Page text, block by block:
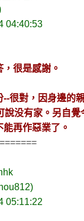
04:40:53
很是感謝。
--很對，因身邊的
說没有家。另自
再作惡業了。
05:11:22